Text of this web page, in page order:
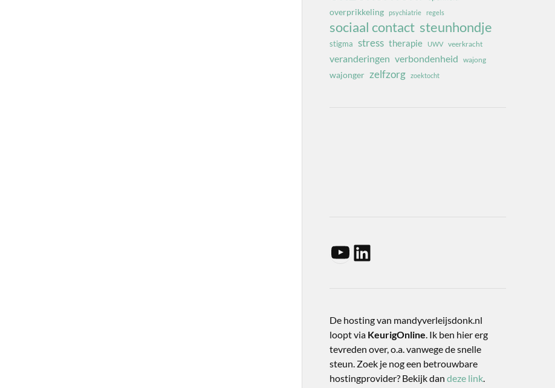
overprikkeling psychiatrie regels
sociaal contact steunhondje
stigma stress therapie UWV veerkracht
veranderingen verbondenheid wajong
wajonger zelfzorg zoektocht
De hosting van mandyverleijsdonk.nl
loopt via KeurigOnline. Ik ben hier erg
tevreden over, o.a. vanwege de snelle
steun. Zoek je nog een betrouwbare
hostingprovider? Bekijk dan deze link.